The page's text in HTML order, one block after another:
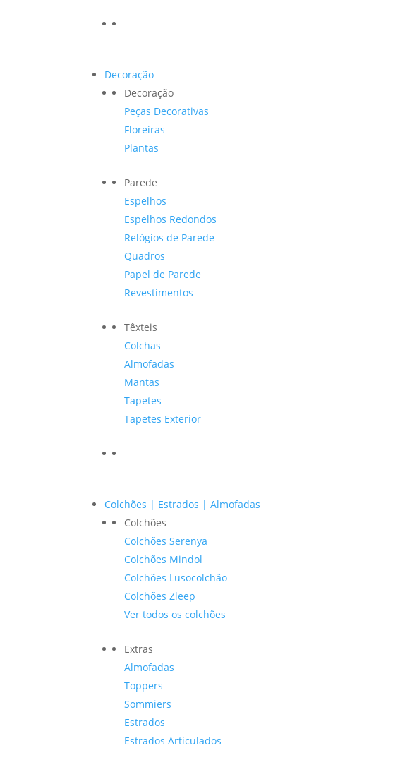
Decoração
Decoração
Peças Decorativas
Floreiras
Plantas
Parede
Espelhos
Espelhos Redondos
Relógios de Parede
Quadros
Papel de Parede
Revestimentos
Têxteis
Colchas
Almofadas
Mantas
Tapetes
Tapetes Exterior
Colchões | Estrados | Almofadas
Colchões
Colchões Serenya
Colchões Mindol
Colchões Lusocolchão
Colchões Zleep
Ver todos os colchões
Extras
Almofadas
Toppers
Sommiers
Estrados
Estrados Articulados